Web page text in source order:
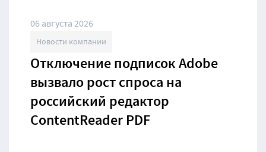
06 августа 2026
Новости компании
Отключение подписок Adobe
вызвало рост спроса на
российский редактор
ContentReader PDF